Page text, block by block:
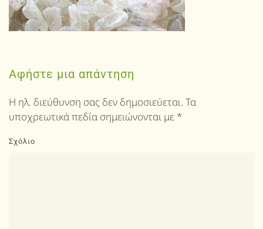
Αφήστε μια απάντηση
Η ηλ. διεύθυνση σας δεν δημοσιεύεται. Τα
υποχρεωτικά πεδία σημειώνονται με *
Σχόλιο